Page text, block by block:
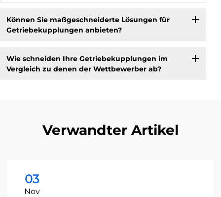
Können Sie maßgeschneiderte Lösungen für
Getriebekupplungen anbieten?
Wie schneiden Ihre Getriebekupplungen im
Vergleich zu denen der Wettbewerber ab?
Verwandter Artikel
03
Nov